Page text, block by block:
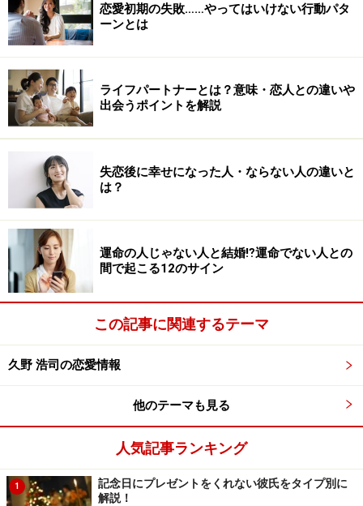
恋愛初期の失敗……やってはいけない行動パタ
ーンとは
ライフパートナーとは？意味・恋人との違いや
出会うポイントを解説
失恋後に幸せになった人・ならない人の違いと
は？
運命の人じゃない人と結婚⁉運命でない人との
間で起こる12のサイン
この記事に関連するテーマ
久野 浩司の恋愛情報
他のテーマも見る
人気記事ランキング
1
記念日にプレゼントをくれない彼氏をタイプ別に
解説！